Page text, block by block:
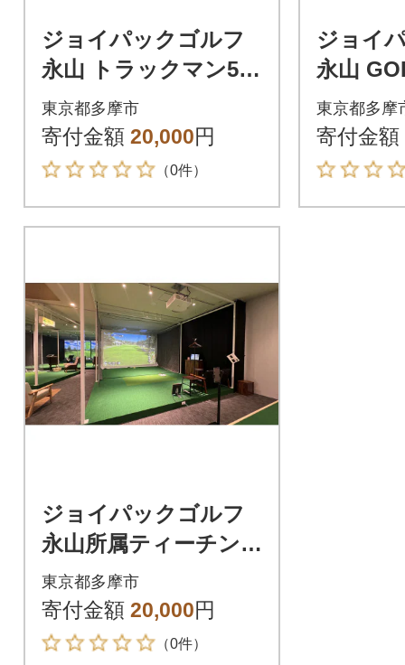
ジョイパックゴルフ
永山 トラックマン50
分利用券 (1枚)
東京都多摩市
寄付金額 20,000円
（0件）
ジョイ
永山
利用券
東京都多摩
寄付金額
ジョイパックゴルフ
永山所属ティーチン
グプロのプライベー
トレッスン利用券50
分(1枚)
東京都多摩市
寄付金額 20,000円
（0件）